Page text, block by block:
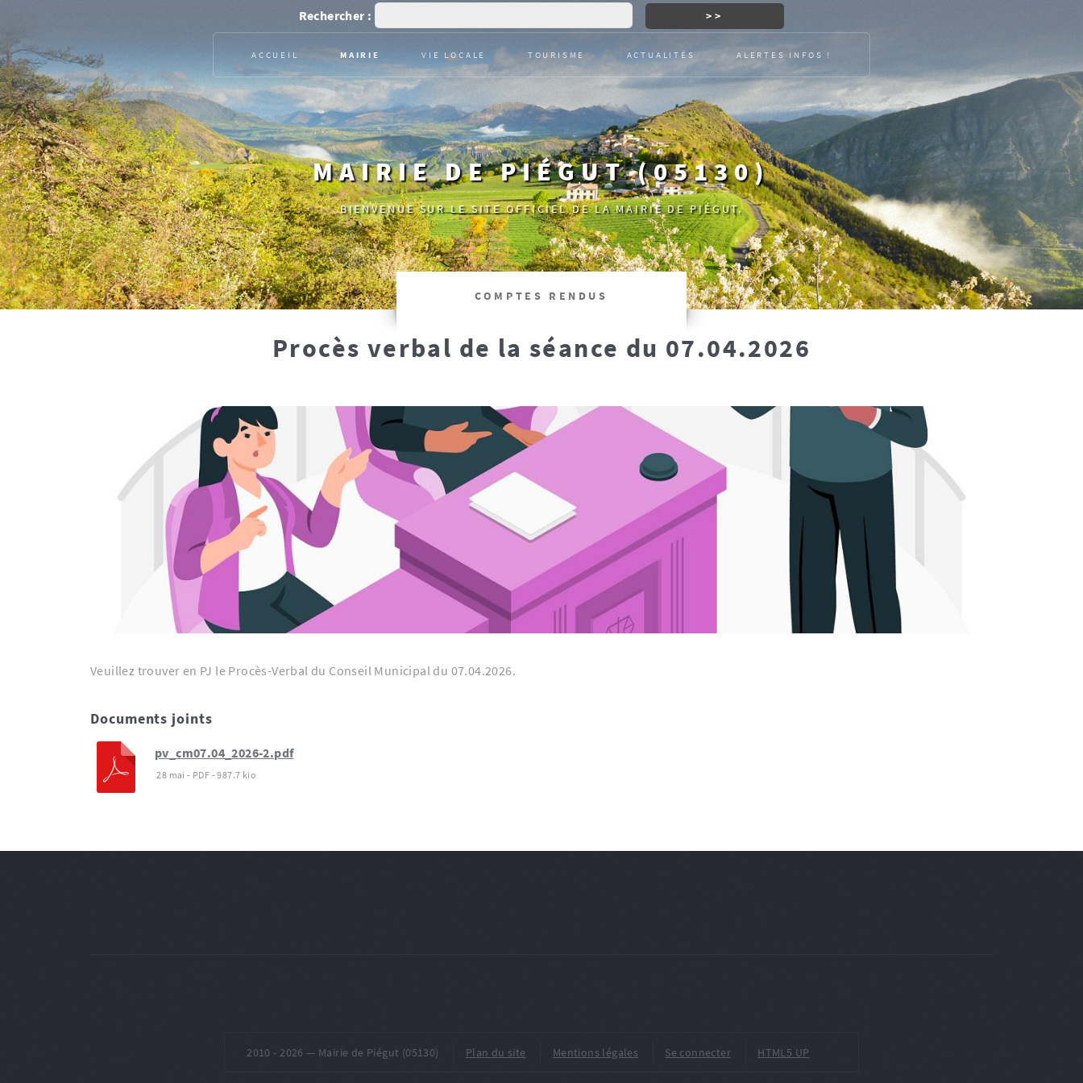
Rechercher :
MAIRIE DE PIÉGUT (05130)
BIENVENUE SUR LE SITE OFFICIEL DE LA MAIRIE DE PIÉGUT.
ACCUEIL MAIRIE VIE LOCALE TOURISME ACTUALITÉS ALERTES INFOS !
COMPTES RENDUS
Procès verbal de la séance du 07.04.2026
Veuillez trouver en PJ le Procès-Verbal du Conseil Municipal du 07.04.2026.
Documents joints
pv_cm07.04_2026-2.pdf
28 mai - PDF -987.7 kio
2010 -2026 — Mairie de Piégut (05130) Plan du site Mentions légales Se connecter HTML5 UP